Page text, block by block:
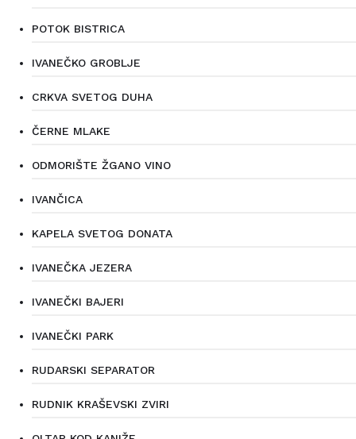
POTOK BISTRICA
IVANEČKO GROBLJE
CRKVA SVETOG DUHA
ČERNE MLAKE
ODMORIŠTE ŽGANO VINO
IVANČICA
KAPELA SVETOG DONATA
IVANEČKA JEZERA
IVANEČKI BAJERI
IVANEČKI PARK
RUDARSKI SEPARATOR
RUDNIK KRAŠEVSKI ZVIRI